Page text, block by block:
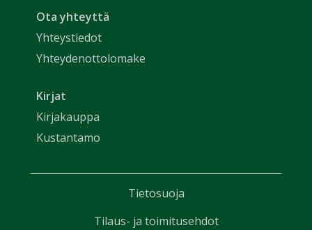
Ota yhteyttä
Yhteystiedot
Yhteydenottolomake
Kirjat
Kirjakauppa
Kustantamo
Tietosuoja
Tilaus- ja toimitusehdot